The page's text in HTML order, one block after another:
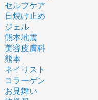
セルフケア
日焼け止め
ジェル
熊本地震
美容皮膚科
熊本
ネイリスト
コラーゲン
お見舞い